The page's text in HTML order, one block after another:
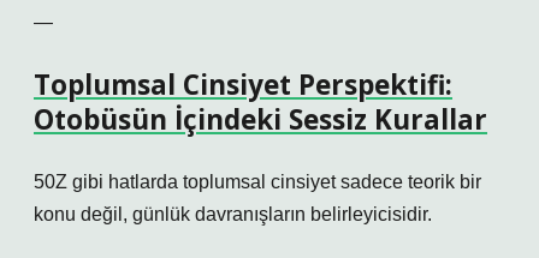
—
Toplumsal Cinsiyet Perspektifi:
Otobüsün İçindeki Sessiz Kurallar
50Z gibi hatlarda toplumsal cinsiyet sadece teorik bir
konu değil, günlük davranışların belirleyicisidir.